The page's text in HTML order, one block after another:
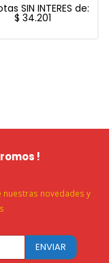
SIN INTERES de:
$ 34.201
!
nuestras novedades y